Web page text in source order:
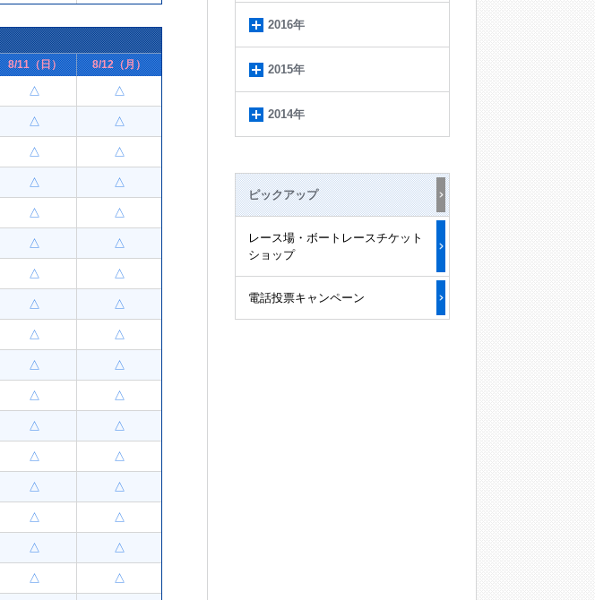
8/11（日） 8/12（月）
△ △
△ △
△ △
△ △
△ △
△ △
△ △
△ △
△ △
△ △
△ △
△ △
△ △
△ △
△ △
△ △
△ △
2016年
2015年
2014年
ピックアップ
レース場・ボートレースチケット
ショップ
電話投票キャンペーン